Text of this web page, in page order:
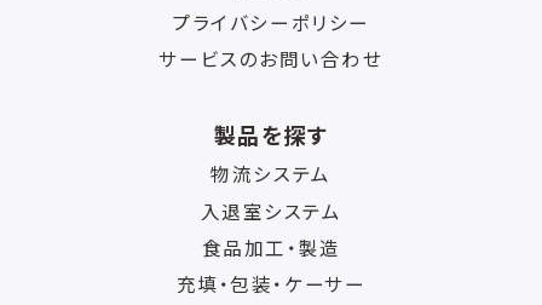
プライバシーポリシー
サービスのお問い合わせ
製品を探す
物流システム
入退室システム
食品加工・製造
充填・包装・ケーサー